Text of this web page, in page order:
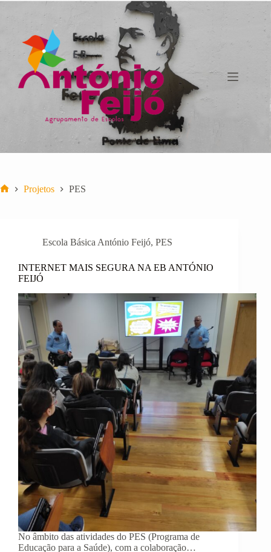
Pular
para
conteúdo
Projetos PES
Escola Básica António Feijó, PES
INTERNET MAIS SEGURA NA EB ANTÓNIO
FEIJÓ
No âmbito das atividades do PES (Programa de
Educação para a Saúde), com a colaboração…